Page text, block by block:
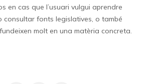
en cas que l’usuari vulgui aprendre
consultar fonts legislatives, o també
molt en una matèria concreta.